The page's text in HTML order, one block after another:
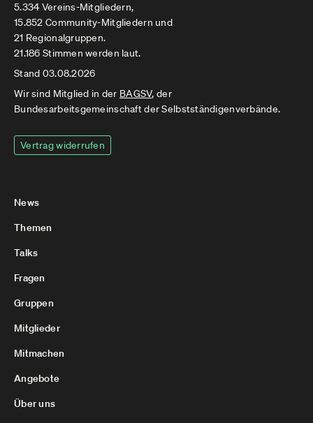
5.334 Vereins-Mitgliedern,
15.852 Community-Mitgliedern und
21 Regionalgruppen.
21.186 Stimmen werden laut.
Stand 03.08.2026
Wir sind Mitglied in der BAGSV, der
Bundesarbeitsgemeinschaft der Selbstständigenverbände.
Vertrag widerrufen
News
Themen
Talks
Fragen
Gruppen
Mitglieder
Mitmachen
Angebote
Über uns